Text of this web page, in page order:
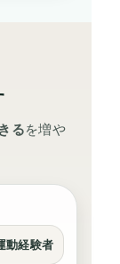
るを増や
動経験者